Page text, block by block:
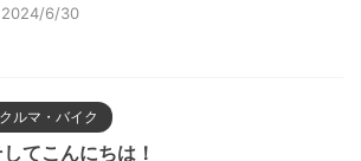
2024/6/30
クルマ・バイク
てこんにちは！